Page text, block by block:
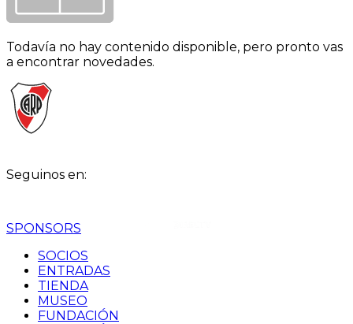
Todavía no hay contenido disponible, pero pronto vas
a encontrar novedades.
Seguinos en:
SPONSORS
SOCIOS
ENTRADAS
TIENDA
MUSEO
FUNDACIÓN